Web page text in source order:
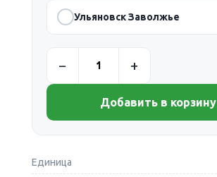
Ульяновск Заволжье
Добавить в корзину
Единица